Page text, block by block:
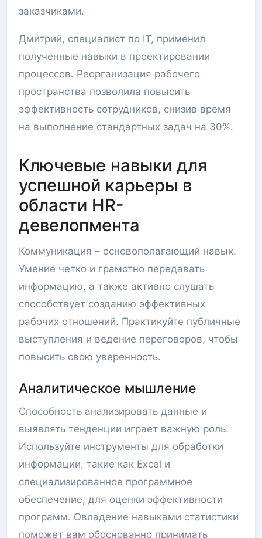
заказчиками.
Дмитрий, специалист по IT, применил
полученные навыки в проектировании
процессов. Реорганизация рабочего
пространства позволила повысить
эффективность сотрудников, снизив время
на выполнение стандартных задач на 30%.
Ключевые навыки для
успешной карьеры в
области HR-
девелопмента
Коммуникация – основополагающий навык.
Умение четко и грамотно передавать
информацию, а также активно слушать
способствует созданию эффективных
рабочих отношений. Практикуйте публичные
выступления и ведение переговоров, чтобы
повысить свою уверенность.
Аналитическое мышление
Способность анализировать данные и
выявлять тенденции играет важную роль.
Используйте инструменты для обработки
информации, такие как Excel и
специализированное программное
обеспечение, для оценки эффективности
программ. Овладение навыками статистики
поможет вам обоснованно принимать